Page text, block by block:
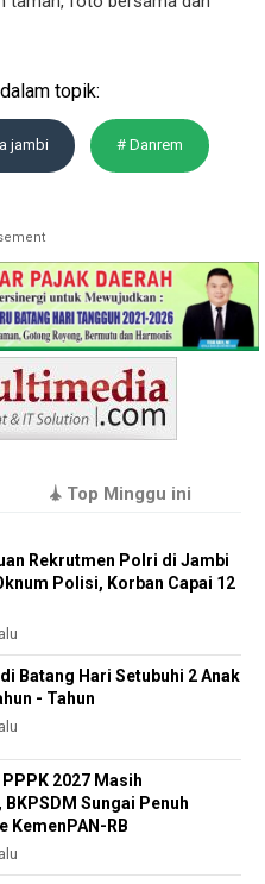
topik:
jambi # Danrem
Top Minggu ini
Rekrutmen Polri di Jambi
Polisi, Korban Capai 12
di Batang Hari Setubuhi 2 Anak
- Tahun
2027 Masih
Sungai Penuh
KemenPAN-RB